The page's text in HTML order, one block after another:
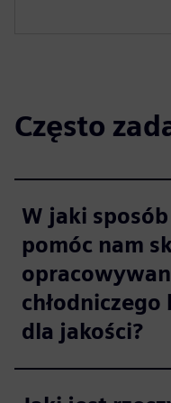
Często
W jaki
pomóc nam
chłodniczego
dla jakości?